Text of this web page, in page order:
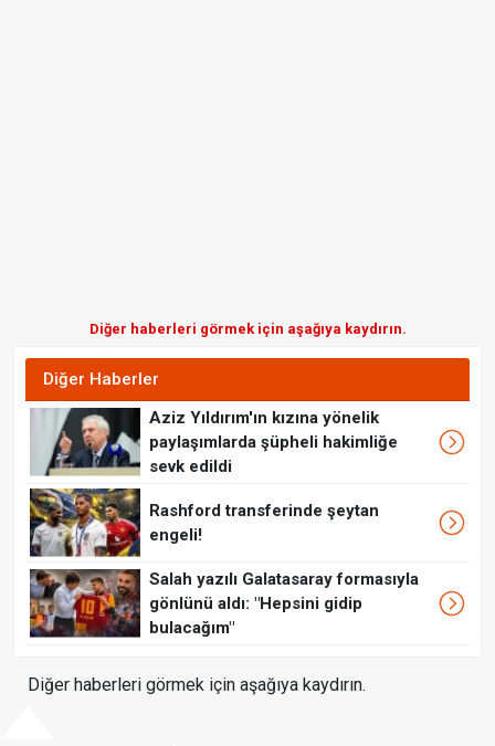
Diğer haberleri görmek için aşağıya kaydırın.
Diğer Haberler
Aziz Yıldırım'ın kızına yönelik
paylaşımlarda şüpheli hakimliğe
sevk edildi
Rashford transferinde şeytan
engeli!
Salah yazılı Galatasaray formasıyla
gönlünü aldı: "Hepsini gidip
bulacağım"
Diğer haberleri görmek için aşağıya kaydırın.